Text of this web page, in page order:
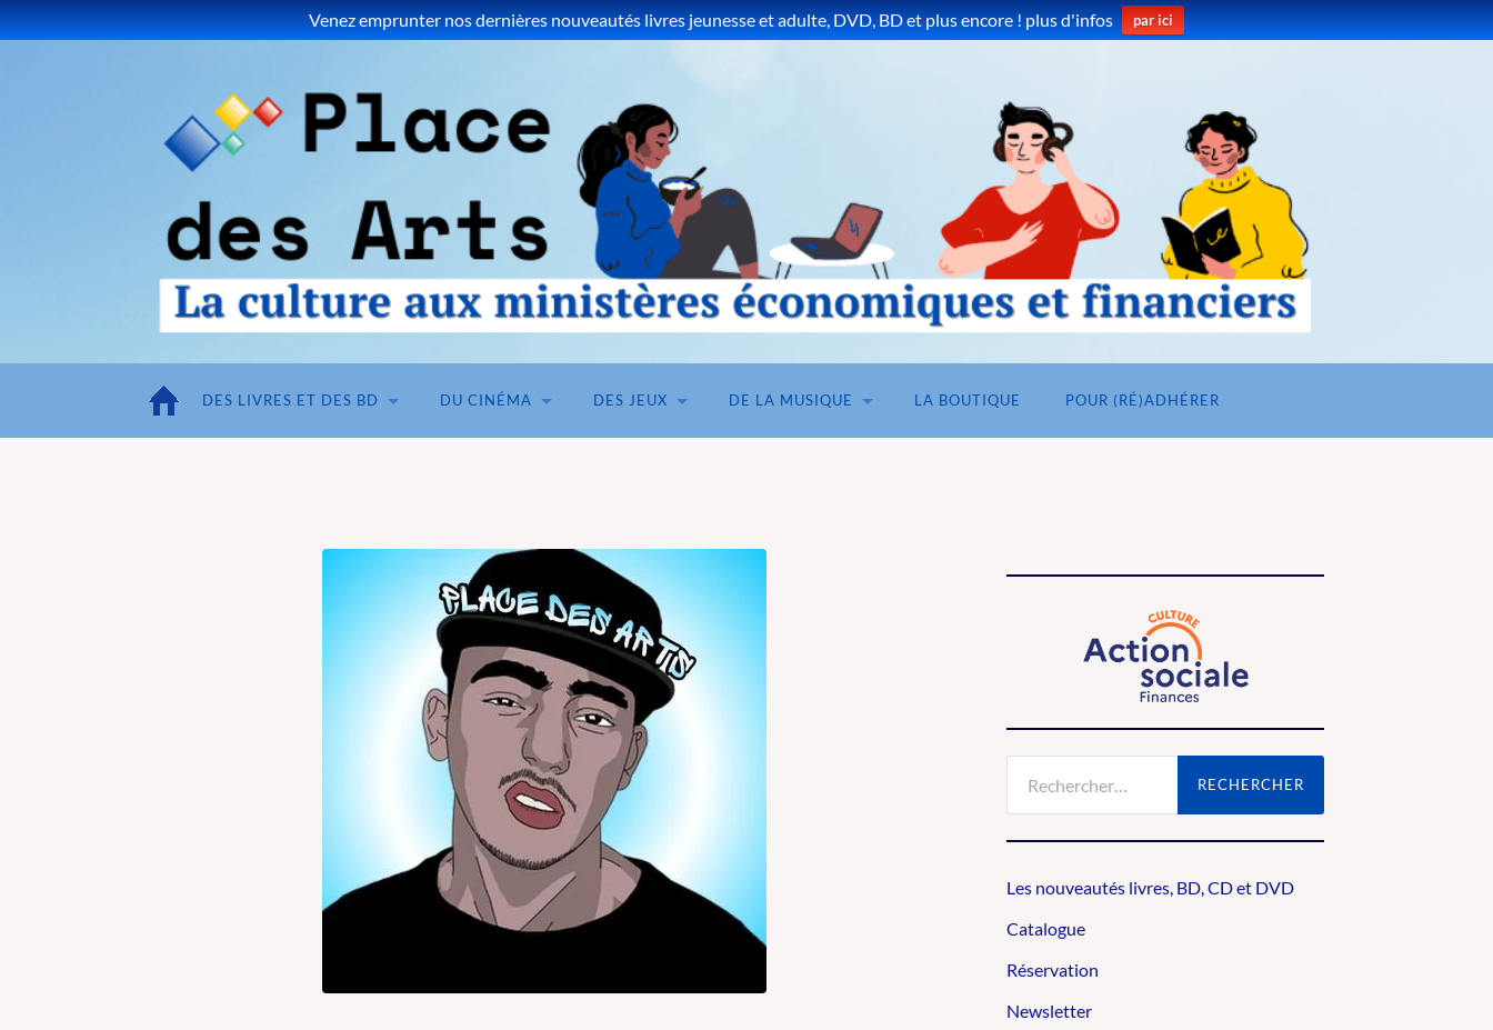
Venez emprunter nos dernières nouveautés livres jeunesse et adulte, DVD, BD et plus encore ! plus d'infos par ici
DES LIVRES ET DES BD DU CINÉMA DES JEUX DE LA MUSIQUE LA BOUTIQUE POUR (RÉ)ADHÉRER
Les nouveautés livres, BD, CD et DVD
Catalogue
Réservation
Newsletter